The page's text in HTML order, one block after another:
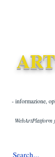
- informazione,
WebArtPlatform